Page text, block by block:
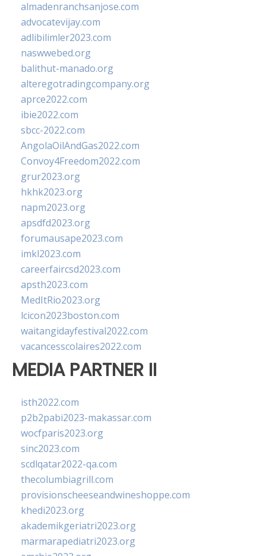
almadenranchsanjose.com
advocatevijay.com
adlibilimler2023.com
naswwebed.org
balithut-manado.org
alteregotradingcompany.org
aprce2022.com
ibie2022.com
sbcc-2022.com
AngolaOilAndGas2022.com
Convoy4Freedom2022.com
grur2023.org
hkhk2023.org
napm2023.org
apsdfd2023.org
forumausape2023.com
imkl2023.com
careerfaircsd2023.com
apsth2023.com
MedItRio2023.org
lcicon2023boston.com
waitangidayfestival2022.com
vacancesscolaires2022.com
MEDIA PARTNER II
isth2022.com
p2b2pabi2023-makassar.com
wocfparis2023.org
sinc2023.com
scdlqatar2022-qa.com
thecolumbiagrill.com
provisionscheeseandwineshoppe.com
khedi2023.org
akademikgeriatri2023.org
marmarapediatri2023.org